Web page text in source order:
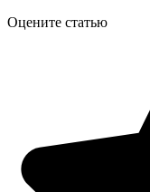
Оцените статью